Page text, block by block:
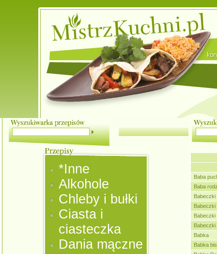
*Inne
Alkohole
Chleby i bułki
Ciasta i
ciasteczka
Dania mączne
Baba
Baba
Babeczki
Babeczki
Babeczki
Babeczki
Babka
Babka